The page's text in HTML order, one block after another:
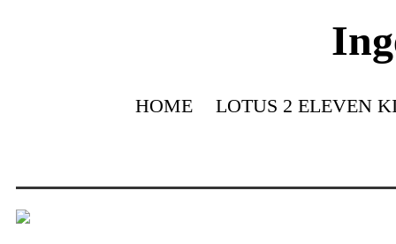
HOME LOTUS 2 ELEVEN